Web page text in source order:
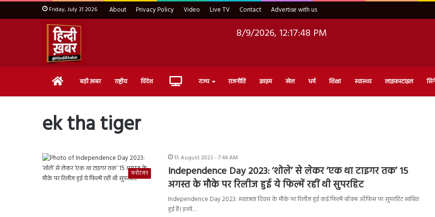
Friday, July 31 2026 About Privacy Policy Video Live TV Contact Advertise with us
8/9/2026, 12:17:49 PM
Home बड़ी ख़बर राष्ट्रीय विदेश Live राज्य राजनीति क्राइम खेल धर्म शिक्षा स्वास्थ्य लाइफ़स्टाइल
ek tha tiger
मनोरंजन
15 August 2023 - 7:44 AM
Independence Day 2023: ‘शोले’ से लेकर ‘एक था टाइगर तक’ 15
अगस्त के मौके पर रिलीज हुई ये फिल्में रहीं थी सुपरहिट
Independence Day 2023: स्वतत्रता दिवस के मौके पर रिलीज हुई कई फिल्में बॉक्स ऑफिस पर सुपरहिट साबित
हुई हैं। इनमें…